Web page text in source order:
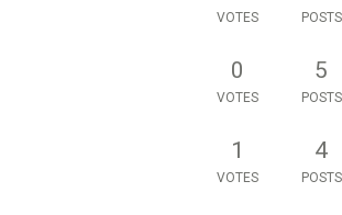
VOTES POSTS
0
VOTES
5
POSTS
1
VOTES
4
POSTS